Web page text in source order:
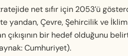
net sıfır için 2053’ü
yandan, Çevre, Şehircilik ve
çıkışının bir hedef olduğunu
Cumhuriyet).